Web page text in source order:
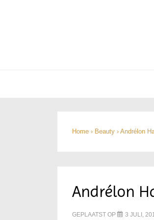
Home › Beauty › Andrélon
Andrélon
GEPLAATST OP 3 JULI,